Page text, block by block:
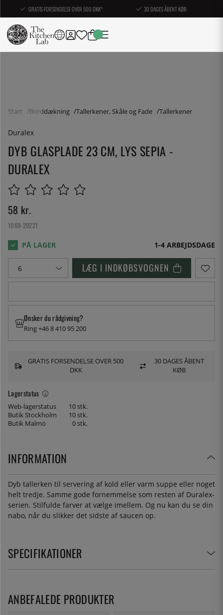
GRATIS FORSENDELSE OVER 500 DKK* 30 DAGES ÅBENT KØB
Start Borddækning Tallerkener, Skåle og Fade Tallerkener
Duralex
DYB GLASPLADE 23 CM, LYS SEPIA -
DURALEX
58 kr.
1069-29221
1-4 ARBEJDSDAGE
LÆG I INDKØBSVOGNEN
Lagerstatus
Web-lagerstatus
10 stk.
Butik Stockholm
10 stk.
Butik Malmö
0 stk.
Ønsker du rådgivning?
Ring +46 8 410 95 200
GRATIS FORSENDELSE OVER 500
DKK
30 DAGES ÅBENT
KØB
INFORMATION
Dyb tallerken til servering af kold eller varm suppe eller noget
helt tredje. Samme gode fornemmelse som resten af Duralex-
serien. Stilfulde farver at vælge imellem. Og nu kan du se din
nabo, når du slikker det sidste af saucen op.
SPECIFIKATIONER
ANBEFALEDE PRODUKTER